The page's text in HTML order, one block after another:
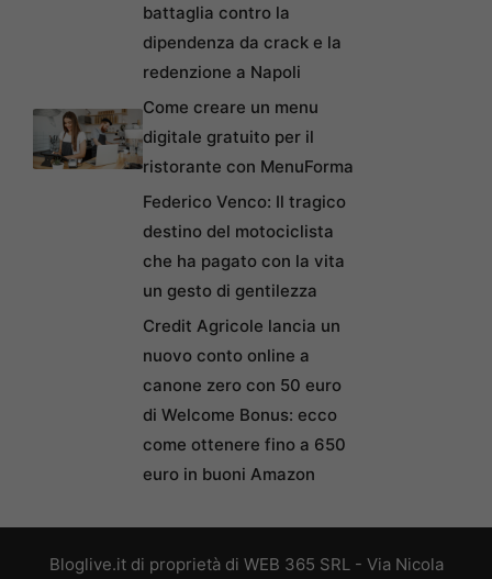
battaglia contro la
dipendenza da crack e la
redenzione a Napoli
Come creare un menu
digitale gratuito per il
ristorante con MenuForma
Federico Venco: Il tragico
destino del motociclista
che ha pagato con la vita
un gesto di gentilezza
Credit Agricole lancia un
nuovo conto online a
canone zero con 50 euro
di Welcome Bonus: ecco
come ottenere fino a 650
euro in buoni Amazon
Bloglive.it di proprietà di WEB 365 SRL - Via Nicola